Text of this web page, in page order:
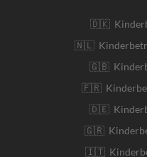
🇩🇰
🇳🇱
🇬🇧
🇫🇷
🇩🇪
🇬🇷
🇮🇹